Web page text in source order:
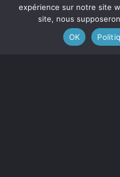
expérience sur notre site
site, nous
OK